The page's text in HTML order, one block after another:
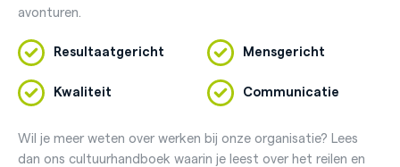
avonturen.
Resultaatgericht Mensgericht
Kwaliteit Communicatie
Wil je meer weten over werken bij onze organisatie? Lees
dan ons cultuurhandboek waarin je leest over het reilen en